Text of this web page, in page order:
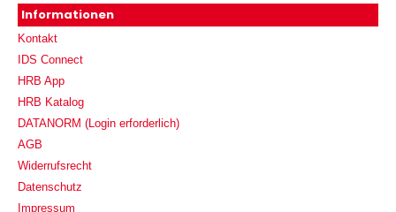
Informationen
Kontakt
IDS Connect
HRB App
HRB Katalog
DATANORM (Login erforderlich)
AGB
Widerrufsrecht
Datenschutz
Impressum